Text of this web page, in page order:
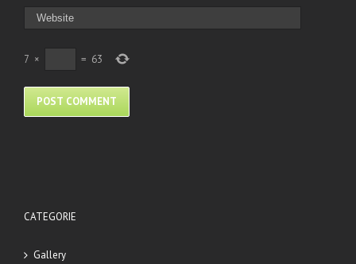
7 × = 63
CATEGORIE
Gallery